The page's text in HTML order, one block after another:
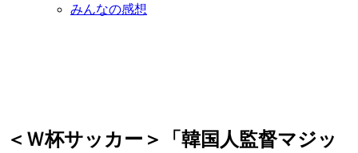
みんなの感想
＜Ｗ杯サッカー＞「韓国人監督マジッ